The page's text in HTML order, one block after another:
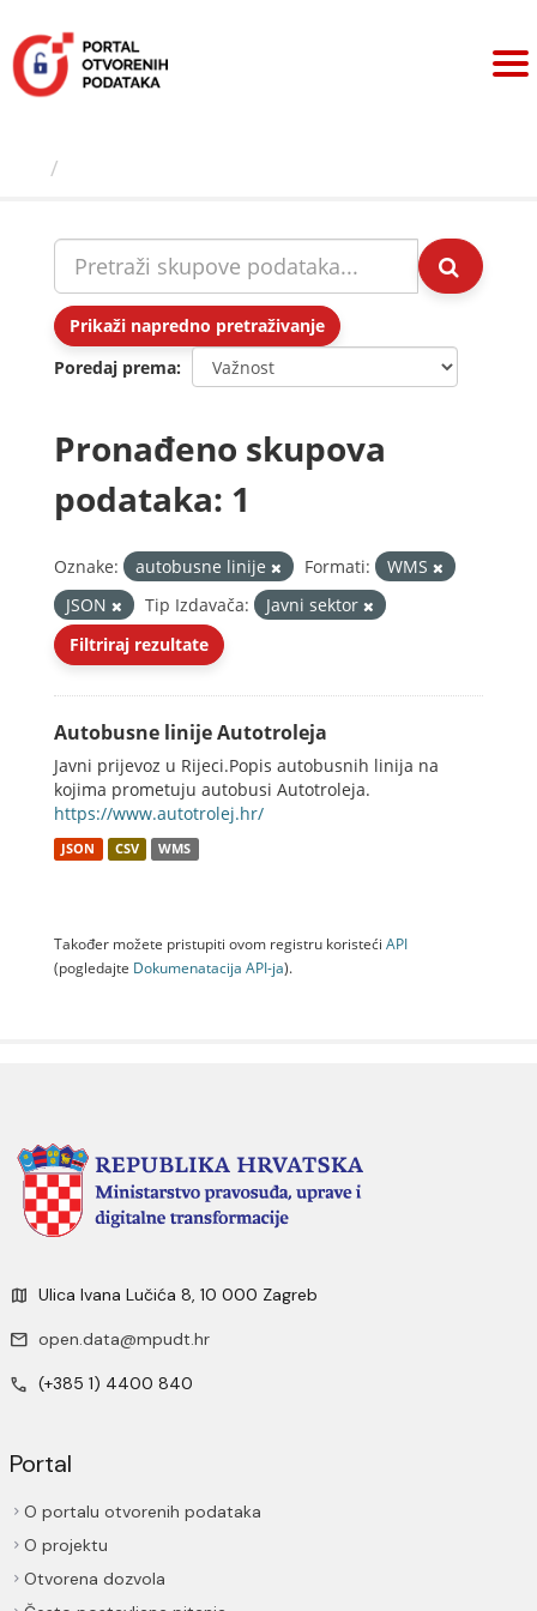
sadržaj
Prikaži napredno pretraživanje
Poredaj prema
Pronađeno skupova
podataka: 1
Oznake: autobusne linije Formati:
WMS
JSON
Tip Izdavača:
Javni sektor
Filtriraj rezultate
Autobusne linije Autotroleja
Javni prijevoz u Rijeci.Popis autobusnih linija na
kojima prometuju autobusi Autotroleja.
https://www.autotrolej.hr/
JSON CSV WMS
Također možete pristupiti ovom registru koristeći API
(pogledajte Dokumenаtаcijа API-jа).